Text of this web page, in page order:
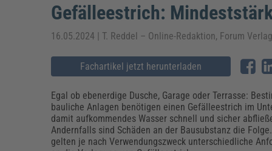
Fachpublikationen & Arbeitshilfen
Arbeitssicherheit & Gesundheitsschutz
Brandschutz
Assistenz & Office-Management
Baurecht & Architektenrecht
Energieoptimiertes & klimaneutrales Bauen
Fachpublikationen & Arbeitshilfen
Kinderschutz, Jugendhilfe & Inklusion
Datenschutz & IT-Recht
Datenschutz & IT-Sicherheit
Elektrosicherheit
Elektrosicherheit & Elektrotechnik
Energie und Umwelt
Fachpublikationen & Arbeitshilfen
Weiterbildungen (AKADEMIE HERKERT)
Bildung und Erziehung
Energie und Umwelt
Kommunales
Reisekosten und Finanzen
Bildung und Erziehung
Energie und Umwelt
Kommunales
Reisekosten und Finanzen
Gefälleestrich:
16.05.2024 | T. Reddel – Online-Redaktion, Forum
Fachartikel jetzt herunterladen
Egal ob ebenerdige Dusche, Garage oder Terrasse:
bauliche Anlagen benötigen einen Gefälleestrich im
damit aufkommendes Wasser schnell und sicher
Andernfalls sind Schäden an der Bausubstanz die
gelten je nach Verwendungszweck unterschiedliche